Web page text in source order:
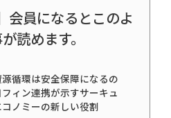
会員になるとこのよ
読めます。
源循環は安全保障になるの
フィン連携が示すサーキュ
ノミーの新しい役割